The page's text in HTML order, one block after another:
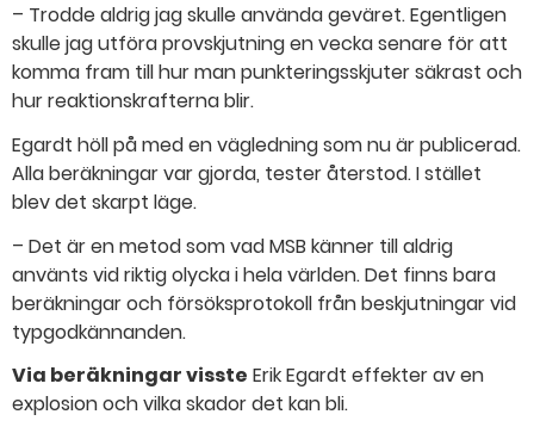
– Trodde aldrig jag skulle använda geväret. Egentligen
skulle jag utföra provskjutning en vecka senare för att
komma fram till hur man punkteringsskjuter säkrast och
hur reaktionskrafterna blir.
Egardt höll på med en vägledning som nu är publicerad.
Alla beräkningar var gjorda, tester återstod. I stället
blev det skarpt läge.
– Det är en metod som vad MSB känner till aldrig
använts vid riktig olycka i hela världen. Det finns bara
beräkningar och försöksprotokoll från beskjutningar vid
typgodkännanden.
Via beräkningar visste Erik Egardt effekter av en
explosion och vilka skador det kan bli.